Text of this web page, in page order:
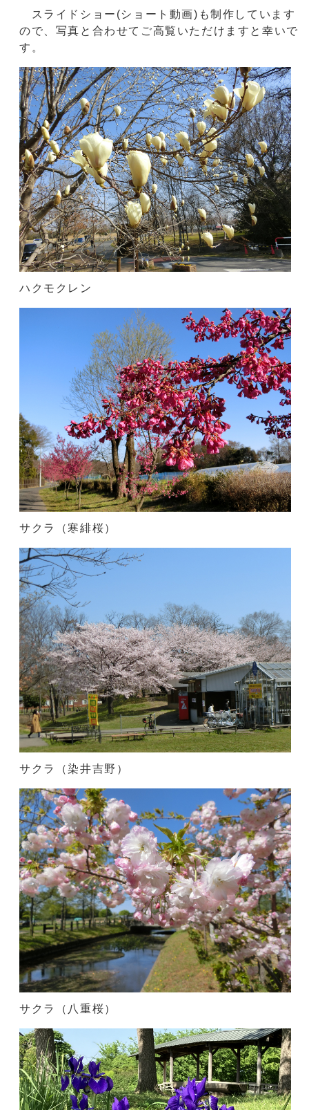
スライドショー(ショート動画)も制作しています
ので、写真と合わせてご高覧いただけますと幸いで
す。
ハクモクレン
サクラ（寒緋桜）
サクラ（染井吉野）
サクラ（八重桜）